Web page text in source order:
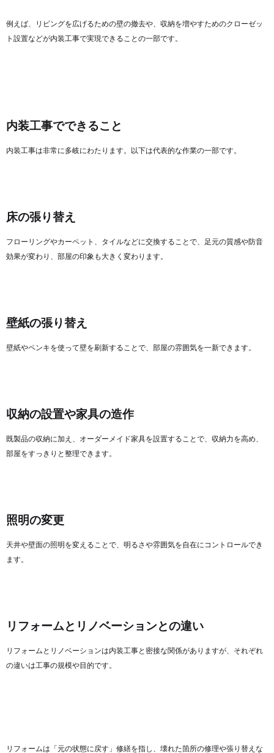
例えば、リビングを広げるための壁の撤去や、収納を増やすためのクローゼッ
ト設置などが内装工事で実現できることの一部です。
内装工事でできること
内装工事は非常に多岐にわたります。以下は代表的な作業の一部です。
床の張り替え
フローリングやカーペット、タイルなどに交換することで、足元の質感や防音
効果が変わり、部屋の印象も大きく変わります。
壁紙の張り替え
壁紙やペンキを使って壁を刷新することで、部屋の雰囲気を一新できます。
収納の設置や家具の造作
既製品の収納に加え、オーダーメイド家具を設置することで、収納力を高め、
部屋をすっきりと整理できます。
照明の変更
天井や壁面の照明を変えることで、明るさや雰囲気を自在にコントロールでき
ます。
リフォームとリノベーションとの違い
リフォームとリノベーションは内装工事と密接な関係がありますが、それぞれ
の違いは工事の規模や目的です。
リフォームは「元の状態に戻す」修繕を指し、壊れた箇所の修理や張り替えな